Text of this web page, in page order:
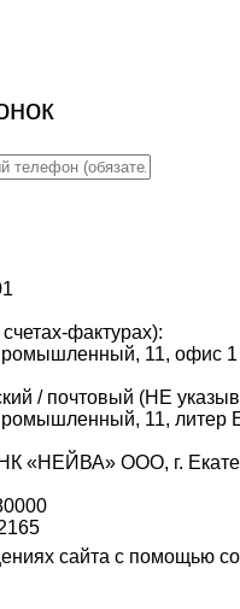
фактурах):
11, офис 1
/ почтовый (НЕ
11, литер
«НЕЙВА» ООО, г.
сайта с помощью